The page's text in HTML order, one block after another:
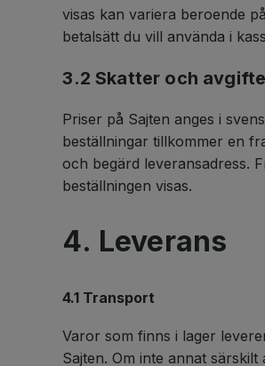
visas kan variera beroende
betalsätt du vill använda i
3.2 Skatter och
Priser på Sajten anges i
beställningar tillkommer en
och begärd leveransadress.
beställningen visas.
4. Leverans
4.1 Transport
Varor som finns i lager
Sajten. Om inte annat